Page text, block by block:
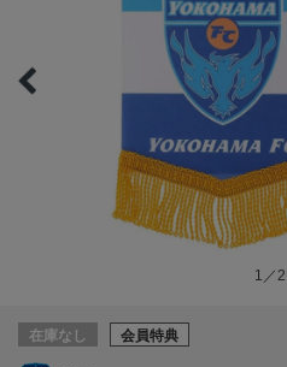
1／2
在庫なし 会員特典